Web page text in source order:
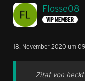
Flosse08
VIP MEMBER
18. November 2020 um
Zitat von